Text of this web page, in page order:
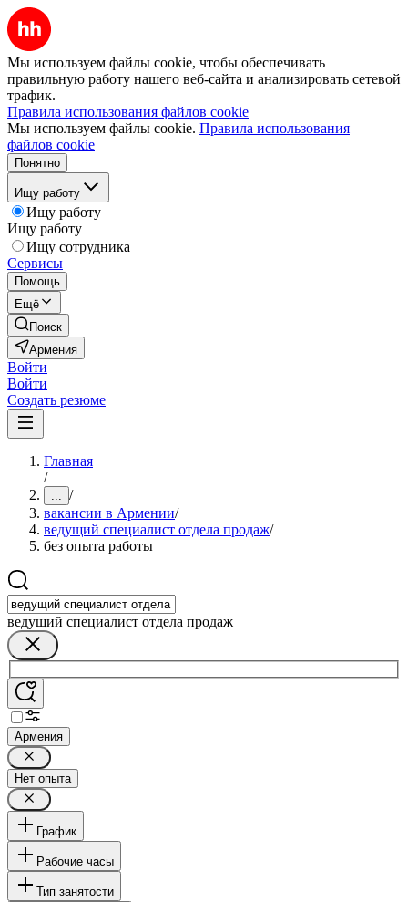
Мы используем файлы cookie, чтобы обеспечивать
правильную работу нашего веб-сайта и анализировать сетевой
трафик.
Правила использования файлов cookie
Мы используем файлы cookie. Правила использования
файлов cookie
Понятно
Ищу работу
Ищу работу
Ищу работу
Ищу сотрудника
Сервисы
Помощь
Ещё
Поиск
Армения
Войти
Войти
Создать резюме
Главная
/
... /
вакансии в Армении/
ведущий специалист отдела продаж/
без опыта работы
ведущий специалист отдела продаж
Армения
Нет опыта
График
Рабочие часы
Тип занятости